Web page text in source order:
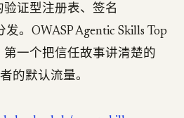
证型注册表、签名
。OWASP Agentic Skills Top
一个把信任故事讲清楚的
的默认流量。